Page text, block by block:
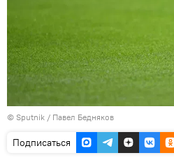
© Sputnik / Павел Бедняков
Подписаться